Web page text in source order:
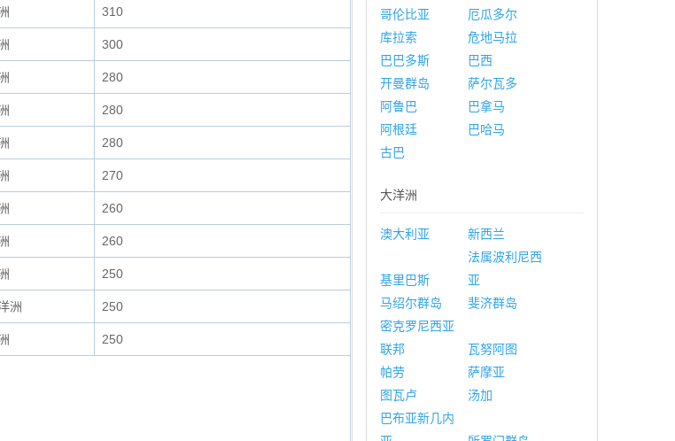
310
300
280
280
280
270
260
260
250
洲 250
250
哥伦比亚
厄瓜多尔
库拉索
危地马拉
巴巴多斯
巴西
开曼群岛
萨尔瓦多
阿鲁巴
巴拿马
阿根廷
巴哈马
古巴
大洋洲
澳大利亚 新西兰
基里巴斯
法属波利尼西
亚
马绍尔群岛
斐济群岛
密克罗尼西亚
联邦
瓦努阿图
帕劳
萨摩亚
图瓦卢
汤加
巴布亚新几内